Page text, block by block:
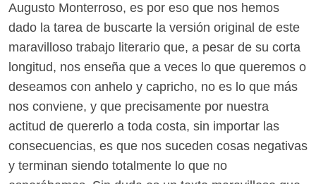
Augusto Monterroso, es por eso que nos hemos
dado la tarea de buscarte la versión original de este
maravilloso trabajo literario que, a pesar de su corta
longitud, nos enseña que a veces lo que queremos o
deseamos con anhelo y capricho, no es lo que más
nos conviene, y que precisamente por nuestra
actitud de quererlo a toda costa, sin importar las
consecuencias, es que nos suceden cosas negativas
y terminan siendo totalmente lo que no